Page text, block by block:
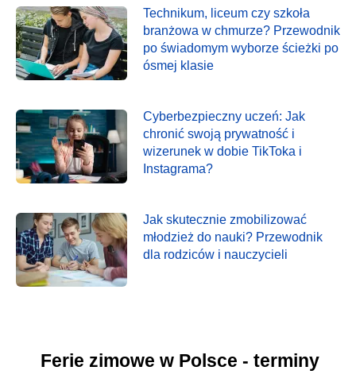
Technikum, liceum czy szkoła
branżowa w chmurze? Przewodnik
po świadomym wyborze ścieżki po
ósmej klasie
Cyberbezpieczny uczeń: Jak
chronić swoją prywatność i
wizerunek w dobie TikToka i
Instagrama?
Jak skutecznie zmobilizować
młodzież do nauki? Przewodnik
dla rodziców i nauczycieli
Ferie zimowe w Polsce - terminy